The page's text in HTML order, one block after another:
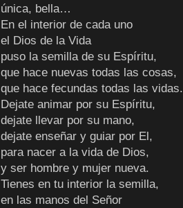
única, bella…
En el interior de cada uno
el Dios de la Vida
puso la semilla de su Espíritu,
que hace nuevas todas las cosas,
que hace fecundas todas las vidas.
Dejate animar por su Espíritu,
dejate llevar por su mano,
dejate enseñar y guiar por El,
para nacer a la vida de Dios,
y ser hombre y mujer nueva.
Tienes en tu interior la semilla,
en las manos del Señor